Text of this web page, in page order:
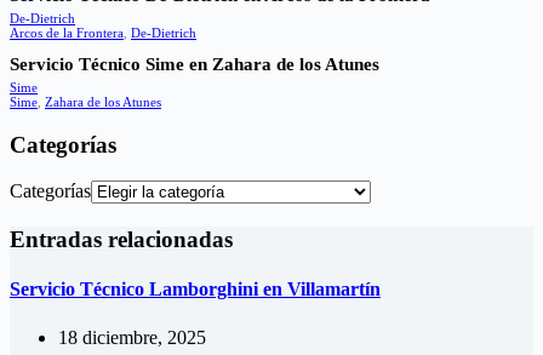
De-Dietrich
Arcos de la Frontera De-Dietrich
Servicio Técnico Sime en Zahara de los Atunes
Sime
Sime Zahara de los Atunes
Categorías
Categorías
Entradas relacionadas
Servicio Técnico Lamborghini en Villamartín
18 diciembre, 2025